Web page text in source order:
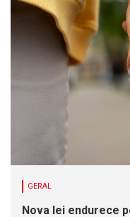
GERAL
Nova lei endurece